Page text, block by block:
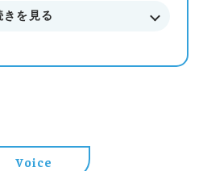
きを見る
Voice